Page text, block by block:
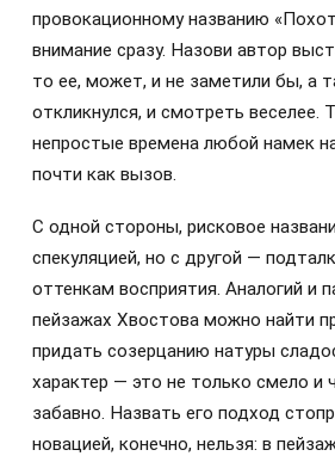
провокационному названию
внимание сразу. Назови автор
то ее, может, и не заметили бы, а
откликнулся, и смотреть веселее.
непростые времена любой намек
почти как вызов.
С одной стороны, рисковое
спекуляцией, но с другой —
оттенкам восприятия. Аналогий и
пейзажах Хвостова можно найти
придать созерцанию натуры
характер — это не только смело и
забавно. Назвать его подход
новацией, конечно, нельзя: в